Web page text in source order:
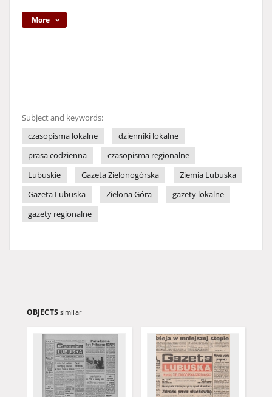
More
Subject and keywords:
czasopisma lokalne
dzienniki lokalne
prasa codzienna
czasopisma regionalne
Lubuskie
Gazeta Zielonogórska
Ziemia Lubuska
Gazeta Lubuska
Zielona Góra
gazety lokalne
gazety regionalne
OBJECTS similar